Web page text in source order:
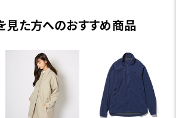
見た方へのおすすめ商品